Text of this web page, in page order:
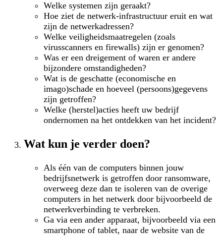
Welke systemen zijn geraakt?
Hoe ziet de netwerk-infrastructuur eruit en wat
zijn de netwerkadressen?
Welke veiligheidsmaatregelen (zoals
virusscanners en firewalls) zijn er genomen?
Was er een dreigement of waren er andere
bijzondere omstandigheden?
Wat is de geschatte (economische en
imago)schade en hoeveel (persoons)gegevens
zijn getroffen?
Welke (herstel)acties heeft uw bedrijf
ondernomen na het ontdekken van het incident?
Wat kun je verder doen?
Als één van de computers binnen jouw
bedrijfsnetwerk is getroffen door ransomware,
overweeg deze dan te isoleren van de overige
computers in het netwerk door bijvoorbeeld de
netwerkverbinding te verbreken.
Ga via een ander apparaat, bijvoorbeeld via een
smartphone of tablet, naar de website van de